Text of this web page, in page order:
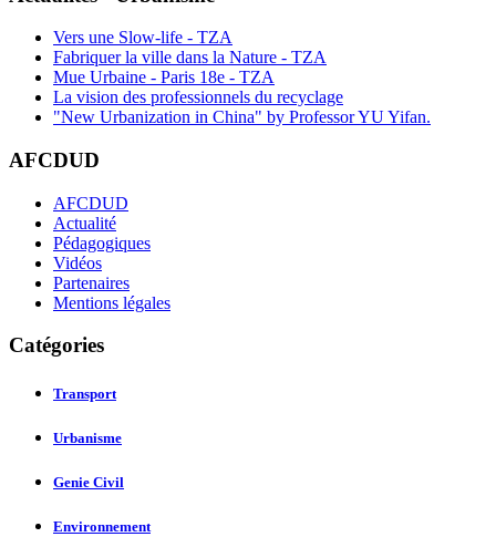
Vers une Slow-life - TZA
Fabriquer la ville dans la Nature - TZA
Mue Urbaine - Paris 18e - TZA
La vision des professionnels du recyclage
"New Urbanization in China" by Professor YU Yifan.
AFCDUD
AFCDUD
Actualité
Pédagogiques
Vidéos
Partenaires
Mentions légales
Catégories
Transport
Urbanisme
Genie Civil
Environnement